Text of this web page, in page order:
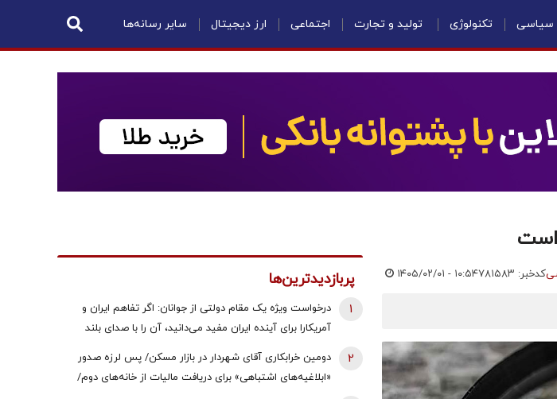
سیاسی تکنولوژی تولید و تجارت اجتماعی ارز دیجیتال سایر رسانه‌ها
است
کدخبر: ۷۸۱۵۸۳ ۱۴۰۵/۰۲/۰۱ - ۱۰:۵۴ پربازدیدترین‌ها
درخواست ویژه یک مقام دولتی از جوانان: اگر تفاهم ایران و
آمریکارا برای آینده ایران مفید می‌دانید، آن را با صدای بلند
1
دومین خرابکاری آقای شهردار در بازار مسکن/ پس لرزه صدور
«ابلاغیه‌های اشتباهی» برای دریافت مالیات از خانه‌‌های دوم/
2